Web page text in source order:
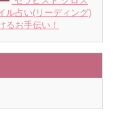
ル占い(リーディング)
るお手伝い！